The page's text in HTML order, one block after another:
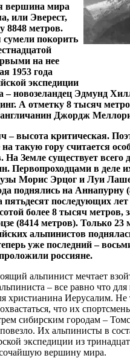
вершина мира
или Эверест,
8848 метров.
покорить
на нее
1953 года
экспедиции
– новозеландец Эдмунд
А отметку 8 тысяч
Джордж Меллори
– высота критическая.
такую гору считается
На Земле существует всего
Первопроходцами в деле
Морис Эрцог и Луи
поднялись на Аннапурну
пятьдесят последующих
более 8 тысяч метров,
(8414 метров). Только 23
альпинистов
уже последний –
россияне.
альпинист мечтает
– все равно что
христианина Иерусалим. Не
что их
сибирским городам –
Их альпинисты в
экспедиции из
вершину мира.